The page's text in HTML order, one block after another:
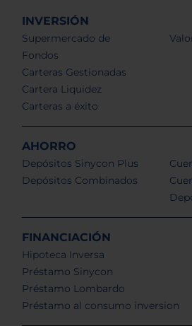
INVERSIÓN
Supermercado de
Fondos
Carteras Gestionadas
Cartera Liquidez
Carteras a éxito
AHORRO
Depósitos Sinycon Plus
Depósitos Combinados
FINANCIACIÓN
Hipoteca Inversa
Préstamo Sinycon
Préstamo Lombardo
Préstamo al consumo inversion